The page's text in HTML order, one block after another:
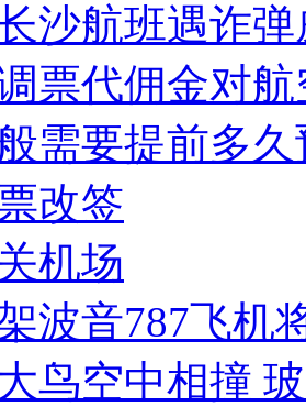
沙航班遇诈
票代佣金对
需要提前多
改签
机场
波音787飞机
鸟空中相撞